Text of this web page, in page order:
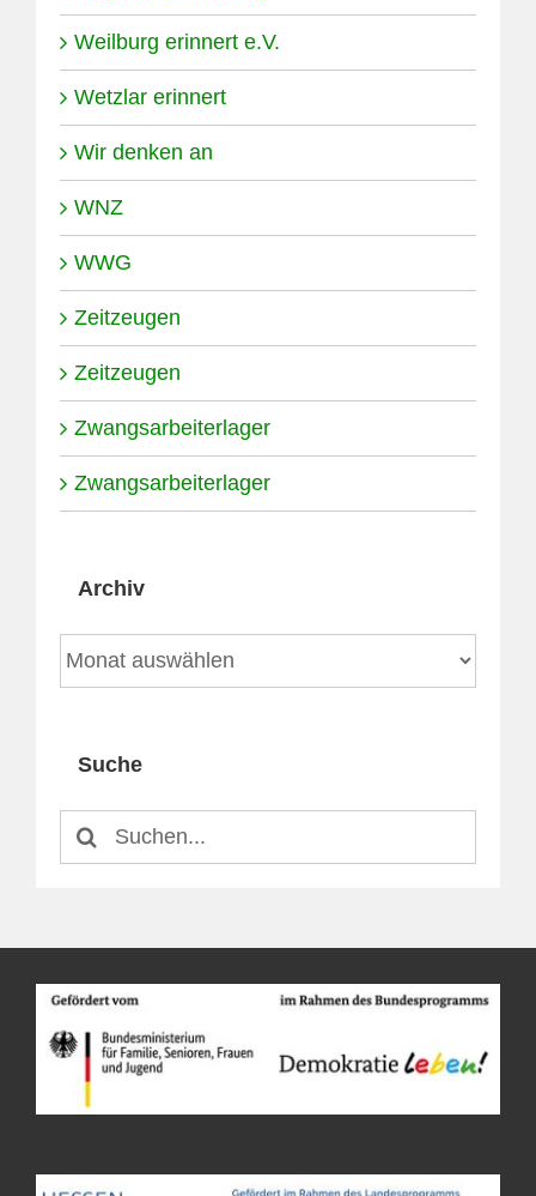
Weilburg erinnert e.V.
Wetzlar erinnert
Wir denken an
WNZ
WWG
Zeitzeugen
Zeitzeugen
Zwangsarbeiterlager
Zwangsarbeiterlager
Archiv
Suche
Suche
nach: